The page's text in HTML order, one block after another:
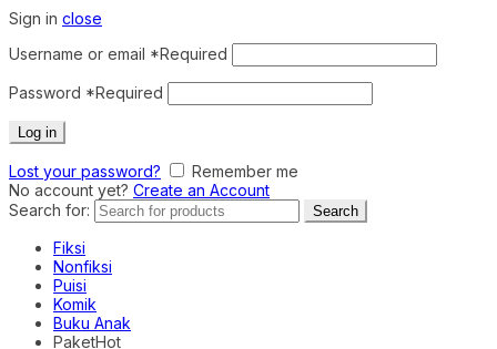
Sign in close
Username or email *Required
Password *Required
Log in
Lost your password?
Remember me
No account yet? Create an Account
Search for:
Search
Fiksi
Nonfiksi
Puisi
Komik
Buku Anak
PaketHot